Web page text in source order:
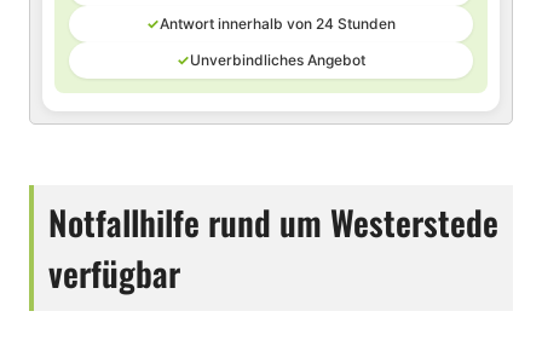
✓Antwort innerhalb von 24 Stunden
✓Unverbindliches Angebot
Notfallhilfe rund um Westerstede
verfügbar